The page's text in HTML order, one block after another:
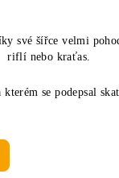
své šířce velmi
riflí nebo kraťas.
kterém se podepsal